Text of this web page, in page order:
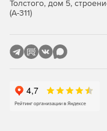
Поддержка всех
Утилита FlexText
плоских файлов.
IDoc и IATA PADIS
Толстого, дом 5,
(А-311)